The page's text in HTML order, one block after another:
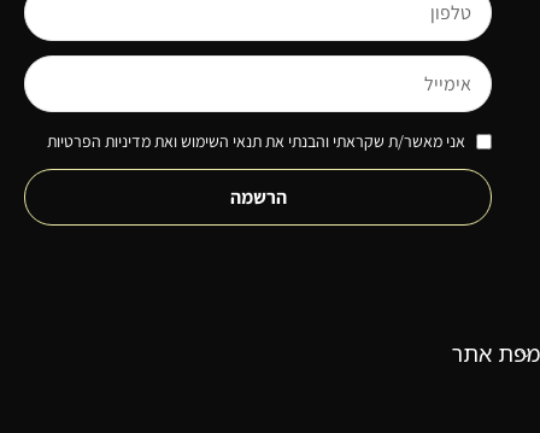
אני מאשר/ת שקראתי והבנתי את תנאי השימוש ואת מדיניות הפרטיות
הרשמה
מפת אתר